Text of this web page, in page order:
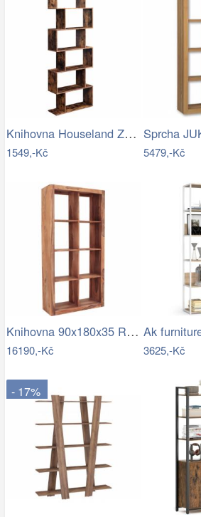
Knihovna Houseland Zdelia hnědo-černá
1549,-Kč 5479,-Kč
Knihovna 90x180x35 Rami z indického…
16190,-Kč 3625,-Kč
- 17%